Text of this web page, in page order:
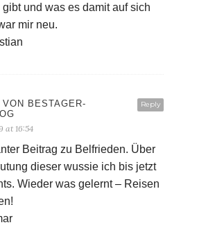
gibt und was es damit auf sich
mir neu.
Reply
VON BESTAGER-
at 16:54
Beitrag zu Belfrieden. Über
dieser wussie ich bis jetzt
Wieder was gelernt – Reisen